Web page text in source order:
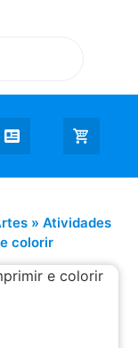
» Atividades
colorir